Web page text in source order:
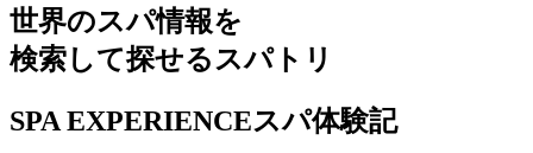
世界のスパ情報を
検索して探せるスパトリ
SPA EXPERIENCEスパ体験記